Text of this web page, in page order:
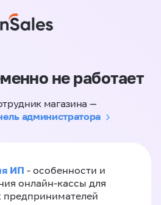
не работает
магазина —
администратора
ИП - особенности и
онлайн-кассы для
предпринимателей